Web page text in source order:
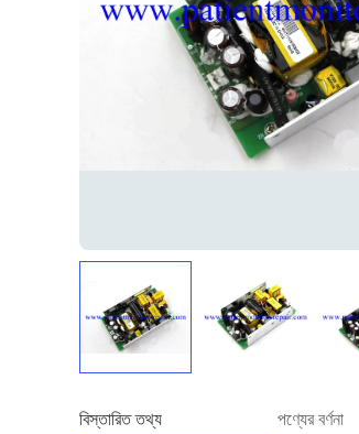
বিস্তারিত তথ্য পণ্যের বর্ণনা